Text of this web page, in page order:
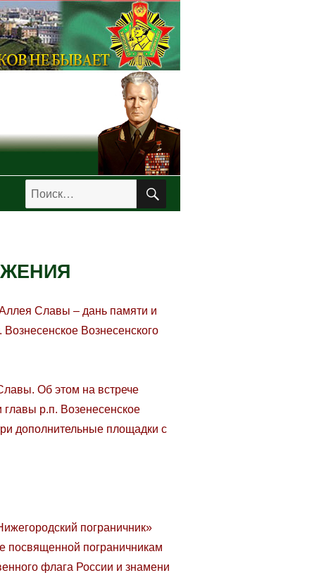
Искать: ПОИСК
Славы – дань памяти и
Вознесенского
Об этом на встрече
р.п. Возенесенское
дополнительные площадки с
пограничник»
посвященной пограничникам
флага России и знамени